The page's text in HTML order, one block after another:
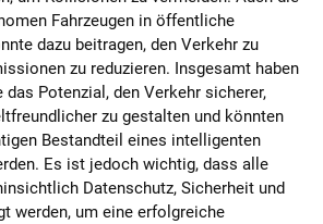
Fahrzeugen in öffentliche
dazu beitragen, den Verkehr zu
zu reduzieren. Insgesamt haben
das Potenzial, den Verkehr sicherer,
zu gestalten und könnten
Bestandteil eines intelligenten
Es ist jedoch wichtig, dass alle
Datenschutz, Sicherheit und
werden, um eine erfolgreiche